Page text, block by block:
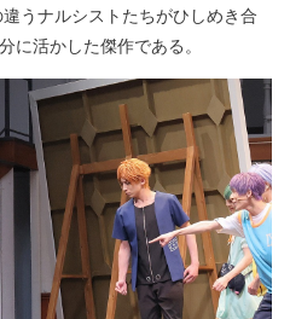
うナルシストたちがひしめき合
に活かした傑作である。